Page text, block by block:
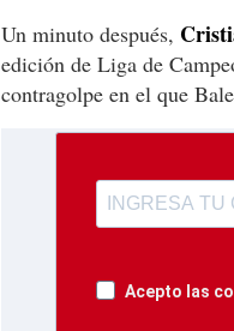
Un minuto después,
edición de Liga de
contragolpe en el que
Acepto las